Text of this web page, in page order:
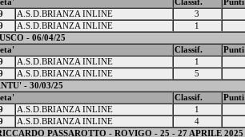
Classif.
Punti
A.S.D.BRIANZA INLINE 3
A.S.D.BRIANZA INLINE 1
- 06/04/25
Classif.
Punti
A.S.D.BRIANZA INLINE 1
A.S.D.BRIANZA INLINE 5
- 30/03/25
Classif.
Punti
A.S.D.BRIANZA INLINE 1
A.S.D.BRIANZA INLINE 4
PASSAROTTO - ROVIGO - 25 - 27 APRILE 2025